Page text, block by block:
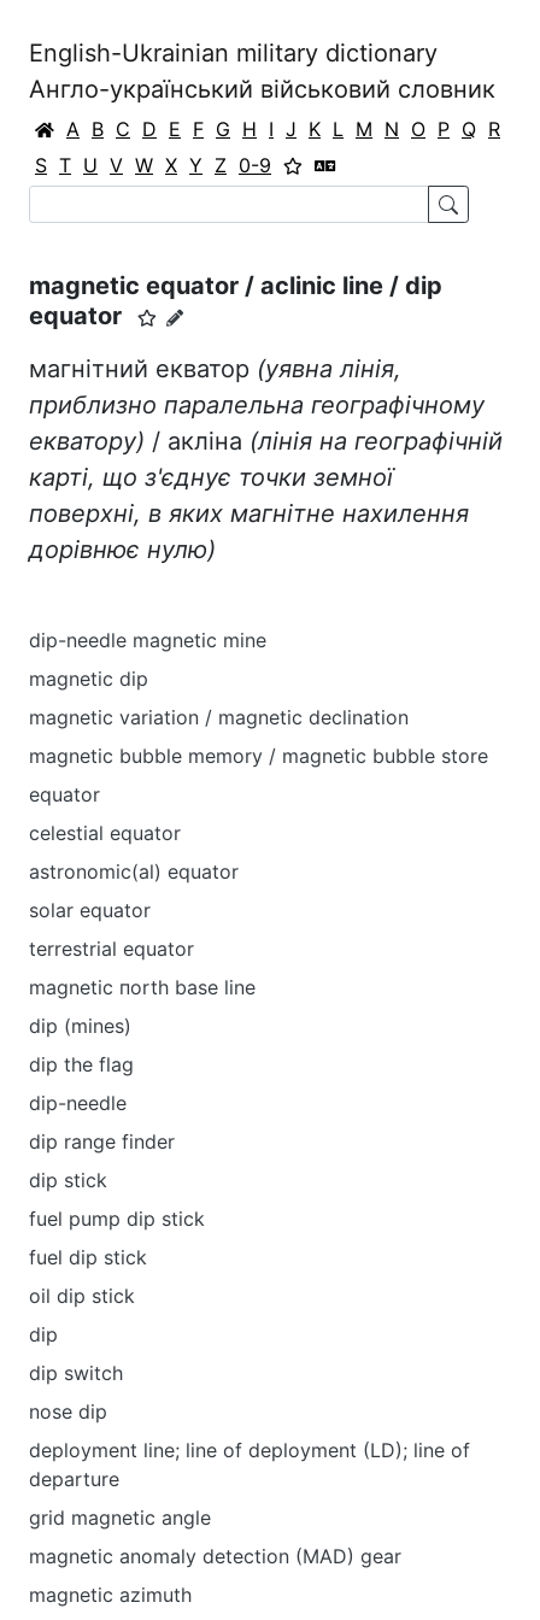
English-Ukrainian military dictionary
Англо-український військовий словник
A B C D E F G H I J K L M N O P Q R
S T U V W X Y Z 0-9
magnetic equator / aclinic line / dip
equator
магнітний екватор (уявна лінія,
приблизно паралельна географічному
екватору) / акліна (лінія на географічній
карті, що з'єднує точки земної
поверхні, в яких магнітне нахилення
дорівнює нулю)
dip-needle magnetic mine
magnetic dip
magnetic variation / magnetic declination
magnetic bubble memory / magnetic bubble store
equator
celestial equator
astronomic(al) equator
solar equator
terrestrial equator
magnetic пorth base line
dip (mines)
dip the flag
dip-needle
dip range finder
dip stick
fuel pump dip stick
fuel dip stick
oil dip stick
dip
dip switch
nose dip
deployment line; line of deployment (LD); line of
departure
grid magnetic angle
magnetic anomaly detection (MAD) gear
magnetic azimuth